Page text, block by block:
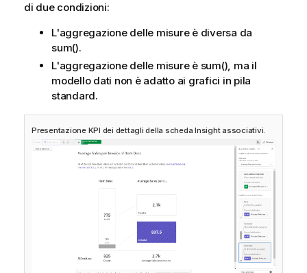
di due condizioni:
L'aggregazione delle misure è diversa da
sum().
L'aggregazione delle misure è sum(), ma il
modello dati non è adatto ai grafici in pila
standard.
Presentazione KPI dei dettagli della scheda Insight associativi.